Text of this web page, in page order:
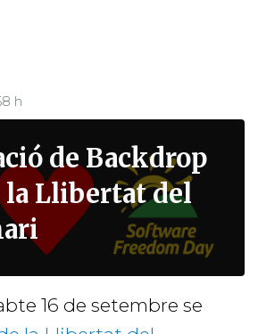
h
de Backdrop
la Llibertat del
16 de setembre se